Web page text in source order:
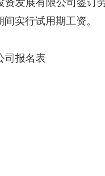
发展有限公司签
实行试用期工资。
司报名表